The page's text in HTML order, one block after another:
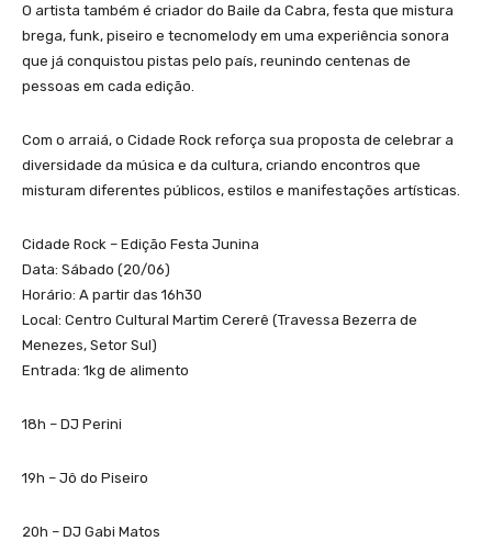
O artista também é criador do Baile da Cabra, festa que mistura
brega, funk, piseiro e tecnomelody em uma experiência sonora
que já conquistou pistas pelo país, reunindo centenas de
pessoas em cada edição.
Com o arraiá, o Cidade Rock reforça sua proposta de celebrar a
diversidade da música e da cultura, criando encontros que
misturam diferentes públicos, estilos e manifestações artísticas.
Cidade Rock – Edição Festa Junina
Data: Sábado (20/06)
Horário: A partir das 16h30
Local: Centro Cultural Martim Cererê (Travessa Bezerra de
Menezes, Setor Sul)
Entrada: 1kg de alimento
18h – DJ Perini
19h – Jô do Piseiro
20h – DJ Gabi Matos